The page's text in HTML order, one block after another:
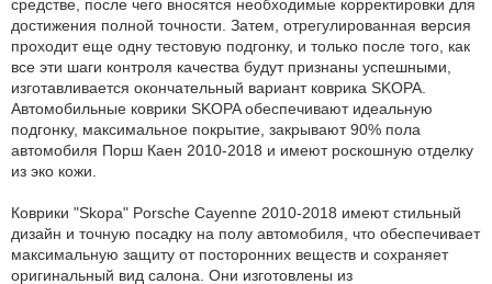
средстве, после чего вносятся необходимые корректировки для
достижения полной точности. Затем, отрегулированная версия
проходит еще одну тестовую подгонку, и только после того, как
все эти шаги контроля качества будут признаны успешными,
изготавливается окончательный вариант коврика SKOPA.
Автомобильные коврики SKOPA обеспечивают идеальную
подгонку, максимальное покрытие, закрывают 90% пола
автомобиля Порш Каен 2010-2018 и имеют роскошную отделку
из эко кожи.
Коврики "Skopa" Porsche Cayenne 2010-2018 имеют стильный
дизайн и точную посадку на полу автомобиля, что обеспечивает
максимальную защиту от посторонних веществ и сохраняет
оригинальный вид салона. Они изготовлены из